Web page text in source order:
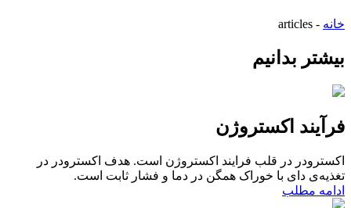
خانه -
articles
بیشتر بدانیم
فرآیند اکستروژن
اکسترودر در قلب فرایند اکستروژن است. هدف اکسترودر در
تغذیه‌ی دای با خوراک همگن در دما و فشار ثابت است.
ادامه مطلب